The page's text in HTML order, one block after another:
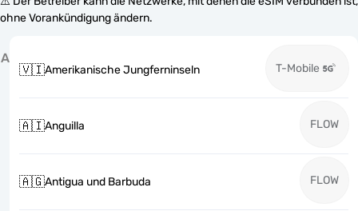
ohne Vorankündigung ändern.
A
🇻🇮Amerikanische Jungferninseln T-Mobile
🇦🇮Anguilla FLOW
🇦🇬Antigua und Barbuda FLOW